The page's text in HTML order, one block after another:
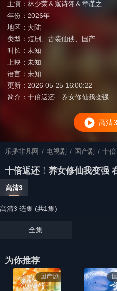
主演： 林少荣＆寇诗翎＆章谨之
年份： 2026年
地区： 大陆
类型： 短剧 古装仙侠
国产
时长： 未知
上映： 未知
语言： 未知
更新： 2026-05-25 16:00:22
简介： 十倍返还！养女修仙我变强
高清
乐播非凡网 / 电视剧 / 国产剧 / 十
十倍返还！养女修仙我变强
高清3
高清3 选集 (共1集)
全集
为你推荐
国产剧